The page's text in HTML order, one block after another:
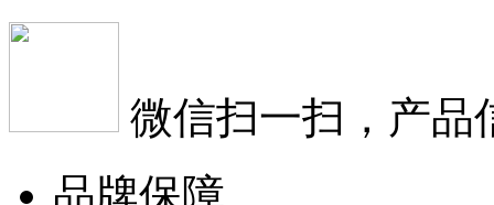
微信扫一扫，产品
品牌保障